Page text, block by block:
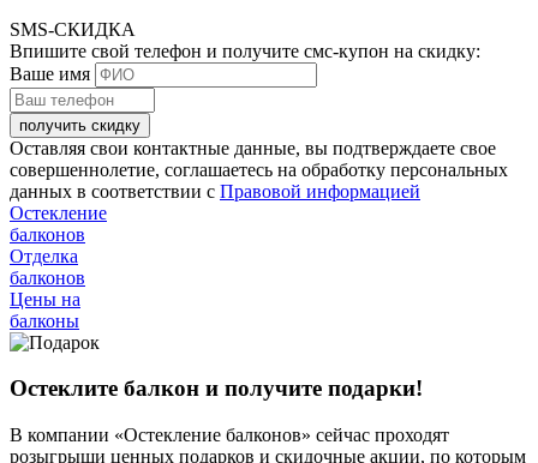
SMS-СКИДКА
Впишите свой телефон и получите смс-купон на скидку:
Ваше имя
получить скидку
Оставляя свои контактные данные, вы подтверждаете свое
совершеннолетие, соглашаетесь на обработку персональных
данных в соответствии с Правовой информацией
Остекление
балконов
Отделка
балконов
Цены на
балконы
Остеклите балкон и получите подарки!
В компании «Остекление балконов» сейчас проходят
розыгрыши ценных подарков и скидочные акции, по которым